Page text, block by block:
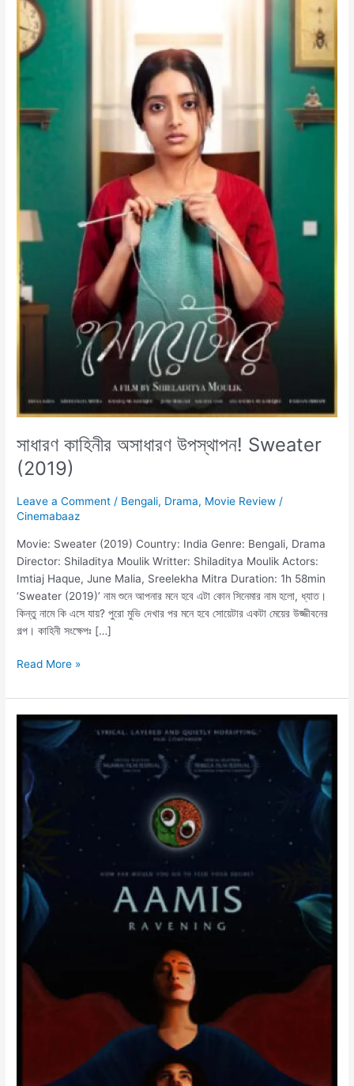
সাধারণ কাহিনীর অসাধারণ উপস্থাপন! Sweater
(2019)
Leave a Comment / Bengali, Drama, Movie Review /
Cinemabaaz
Movie: Sweater (2019) Country: India Genre: Bengali, Drama
Director: Shiladitya Moulik Writter: Shiladitya Moulik Actors:
Imtiaj Haque, June Malia, Sreelekha Mitra Duration: 1h 58min
‘Sweater (2019)’ নাম শুনে আপনার মনে হবে এটা কোন সিনেমার নাম হলো, ধ্যাত।
কিন্তু নামে কি এসে যায়? পুরো মুভি দেখার পর মনে হবে সোয়েটার একটা মেয়ের উজ্জীবনের
গল্প। কাহিনী সংক্ষেপঃ […]
উপস্থাপন!
Sweater
(2019)
Read More »
ভালোবাসা
মানসিক
নাকি
শারীরিক?
Aamis